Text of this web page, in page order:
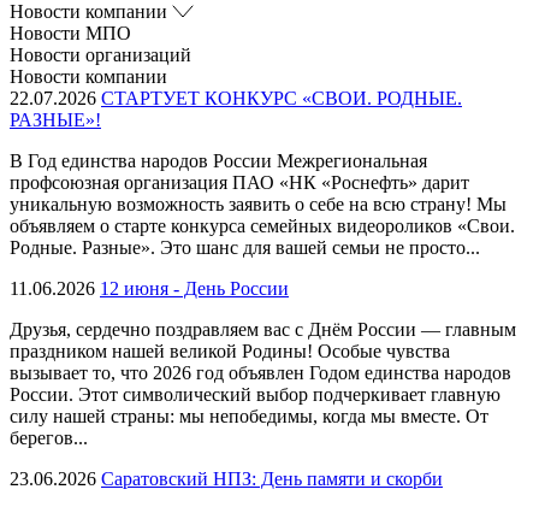
Новости компании
Новости МПО
Новости организаций
Новости компании
22.07.2026 СТАРТУЕТ КОНКУРС «СВОИ. РОДНЫЕ.
РАЗНЫЕ»!
В Год единства народов России Межрегиональная
профсоюзная организация ПАО «НК «Роснефть» дарит
уникальную возможность заявить о себе на всю страну! Мы
объявляем о старте конкурса семейных видеороликов «Свои.
Родные. Разные». Это шанс для вашей семьи не просто...
11.06.2026 12 июня - День России
Друзья, сердечно поздравляем вас с Днём России — главным
праздником нашей великой Родины! Особые чувства
вызывает то, что 2026 год объявлен Годом единства народов
России. Этот символический выбор подчеркивает главную
силу нашей страны: мы непобедимы, когда мы вместе. От
берегов...
23.06.2026 Саратовский НПЗ: День памяти и скорби